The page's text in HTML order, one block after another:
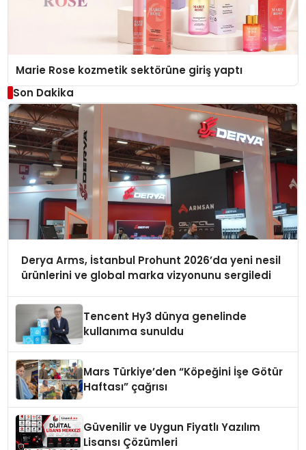
Marie Rose kozmetik sektörüne giriş yaptı
Son Dakika
Derya Arms, İstanbul Prohunt 2026’da yeni nesil
ürünlerini ve global marka vizyonunu sergiledi
Tencent Hy3 dünya genelinde
kullanıma sunuldu
Mars Türkiye’den “Köpeğini İşe Götür
Haftası” çağrısı
Güvenilir ve Uygun Fiyatlı Yazılım
Lisansı Çözümleri